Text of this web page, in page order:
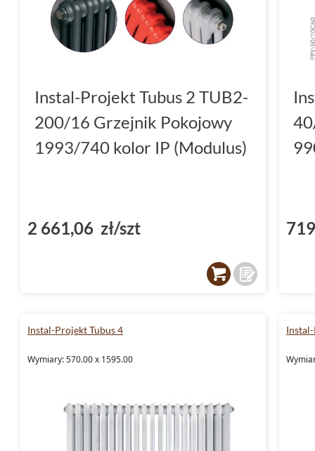
Instal-Projekt Tubus 2 TUB2-
200/16 Grzejnik Pokojowy
1993/740 kolor IP (Modulus)
2 661,06 zł/szt
Instal-Projekt Tubus 4
Wymiary: 570.00 x 1595.00